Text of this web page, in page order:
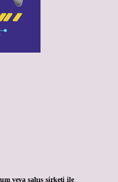
veya şahıs şirketi ile